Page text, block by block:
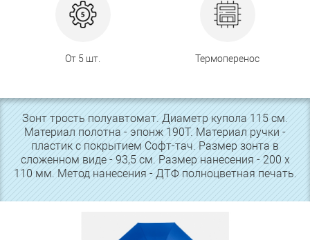
От 5 шт. Термоперенос
Зонт трость полуавтомат. Диаметр купола 115 см.
Материал полотна - эпонж 190Т. Материал ручки -
пластик с покрытием Софт-тач. Размер зонта в
сложенном виде - 93,5 см. Размер нанесения - 200 х
110 мм. Метод нанесения - ДТФ полноцветная печать.